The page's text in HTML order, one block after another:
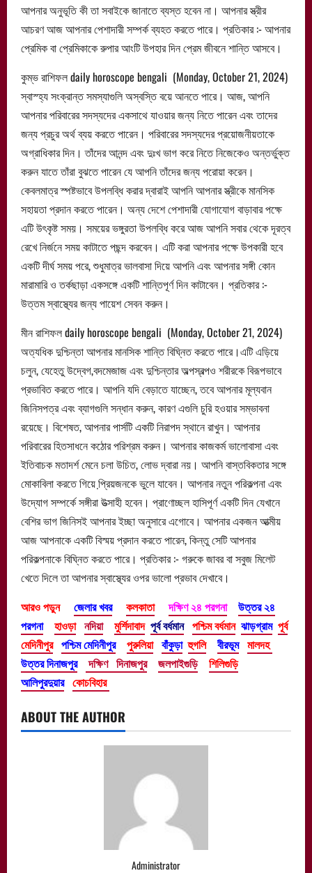
আপনার অনুভূতি কী তা সবাইকে জানাতে ব্যস্ত হবেন না। আপনার স্ত্রীর
আচরণ আজ আপনার পেশাদারী সম্পর্ক ব্যহত করতে পারে। প্রতিকার :- আপনার
প্রেমিক বা প্রেমিকাকে রুপার আংটি উপহার দিন প্রেম জীবনে শান্তি আসবে।
কুম্ভ রাশিফল daily horoscope bengali (Monday, October 21, 2024)
স্বাস্হ্য সংক্রান্ত সমস্যাগুলি অস্বস্তি বয়ে আনতে পারে। আজ, আপনি
আপনার পরিবারের সদস্যদের একসাথে যাওয়ার জন্য নিতে পারেন এবং তাদের
জন্য প্রচুর অর্থ ব্যয় করতে পারেন। পরিবারের সদস্যদের প্রয়োজনীয়তাকে
অগ্রাধিকার দিন। তাঁদের আনন্দ এবং দুঃখ ভাগ করে নিতে নিজেকেও অন্তর্ভুক্ত
করুন যাতে তাঁরা বুঝতে পারেন যে আপনি তাঁদের জন্য পরোয়া করেন।
কেবলমাত্র স্পষ্টভাবে উপলব্ধি করার দ্বারাই আপনি আপনার স্ত্রীকে মানসিক
সহায়তা প্রদান করতে পারেন। অন্য দেশে পেশাদারী যোগাযোগ বাড়াবার পক্ষে
এটি উৎকৃষ্ট সময়। সময়ের ভঙ্গুরতা উপলব্ধি করে আজ আপনি সবার থেকে দূরত্ব
রেখে নির্জনে সময় কাটাতে পছন্দ করবেন। এটি করা আপনার পক্ষে উপকারী হবে
একটি দীর্ঘ সময় পরে, শুধুমাত্র ভালবাসা দিয়ে আপনি এবং আপনার সঙ্গী কোন
মারামারি ও তর্কছাড়া একসঙ্গে একটি শান্তিপূর্ণ দিন কাটাবেন। প্রতিকার :-
উত্তম স্বাস্থ্যের জন্য পায়েশ সেবন করুন।
মীন রাশিফল daily horoscope bengali (Monday, October 21, 2024)
অত্যধিক দুশ্চিন্তা আপনার মানসিক শান্তি বিঘ্নিত করতে পারে।এটি এড়িয়ে
চলুন, যেহেতু উদ্বেগ,বদমেজাজ এবং দুশ্চিন্তার অল্পস্বল্পও শরীরকে বিরূপভাবে
প্রভাবিত করতে পারে। আপনি যদি বেড়াতে যাচ্ছেন, তবে আপনার মূল্যবান
জিনিসপত্র এবং ব্যাগগুলি সন্ধান করুন, কারণ এগুলি চুরি হওয়ার সম্ভাবনা
রয়েছে। বিশেষত, আপনার পার্সটি একটি নিরাপদ স্থানে রাখুন। আপনার
পরিবারের হিতসাধনে কঠোর পরিশ্রম করুন। আপনার কাজকর্ম ভালোবাসা এবং
ইতিবাচক মতাদর্শ মেনে চলা উচিত, লোভ দ্বারা নয়। আপনি বাস্তবিকতার সঙ্গে
মোকাবিলা করতে গিয়ে প্রি়য়জনকে ভুলে যাবেন। আপনার নতুন পরিকল্পনা এবং
উদ্যোগ সম্পর্কে সঙ্গীরা উত্সাহী হবেন। প্রাণোচ্ছল হাসিপূর্ণ একটি দিন যেখানে
বেশির ভাগ জিনিসই আপনার ইচ্ছা অনুসারে এগোবে। আপনার একজন আত্মীয়
আজ আপনাকে একটি বিস্ময় প্রদান করতে পারেন, কিন্তু সেটি আপনার
পরিকল্পনাকে বিঘ্নিত করতে পারে। প্রতিকার :- গরুকে জাবর বা সবুজ মিলেট
খেতে দিলে তা আপনার স্বাস্থ্যের ওপর ভালো প্রভাব দেখাবে।
আরও পড়ুন
জেলার খবর কলকাতা দক্ষিণ ২৪ পরগনা
উত্তর ২৪
পরগনা
হাওড়া নদিয়া মুর্শিদাবাদ পূর্ব বর্ধমান পশ্চিম বর্ধমান ঝাড়গ্রাম পূর্ব
মেদিনীপুর পশ্চিম মেদিনীপুর পুরুলিয়া বাঁকুড়া হুগলি বীরভূম মালদহ
উত্তর দিনাজপুর
দক্ষিণ দিনাজপুর জলপাইগুড়ি
শিলিগুড়ি
আলিপুরদুয়ার কোচবিহার
ABOUT THE AUTHOR
Administrator